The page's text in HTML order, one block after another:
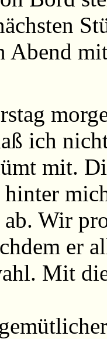
Abend
ich
mit.
hinter
Wir
er
Mit